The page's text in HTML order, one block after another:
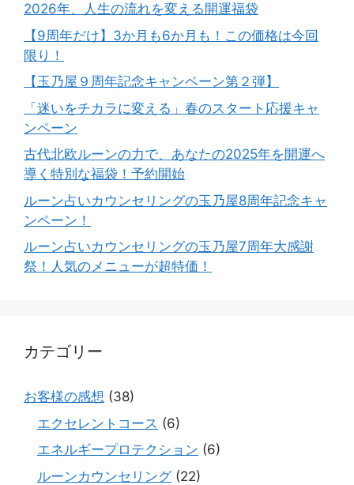
2026年、人生の流れを変える開運福袋
【9周年だけ】3か月も6か月も！この価格は今回
限り！
【玉乃屋９周年記念キャンペーン第２弾】
「迷いをチカラに変える」春のスタート応援キャ
ンペーン
古代北欧ルーンの力で、あなたの2025年を開運へ
導く特別な福袋！予約開始
ルーン占いカウンセリングの玉乃屋8周年記念キャ
ンペーン！
ルーン占いカウンセリングの玉乃屋7周年大感謝
祭！人気のメニューが超特価！
カテゴリー
お客様の感想 (38)
エクセレントコース (6)
エネルギープロテクション (6)
ルーンカウンセリング(22)